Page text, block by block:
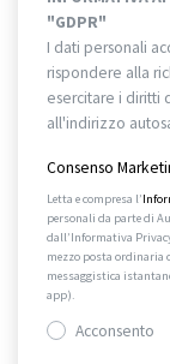
"GDPR"
I dati personali
rispondere alla
esercitare i diritti
all'indirizzo
Consenso
Letta e compresa l’
personali da parte di
dall’Informativa
mezzo posta ordinaria
messaggistica
app).
Acconsento